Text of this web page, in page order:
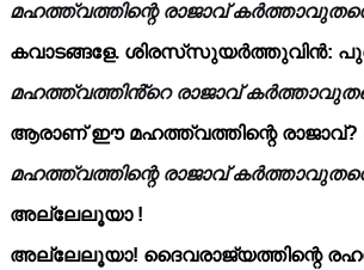
മഹത്ത്വത്തിന്റെ രാജാവ്
കവാടങ്ങളേ. ശിരസ്‌സുയർത്തുവിൻ:
മഹത്ത്വത്തിൻ്റെ രാജാവ്
ആരാണ് ഈ മഹത്ത്വത്തിന്റെ
മഹത്ത്വത്തിന്റെ രാജാവ്
അല്ലേലൂയാ !
അല്ലേലൂയാ! ദൈവരാജ്യത്തിന്റെ